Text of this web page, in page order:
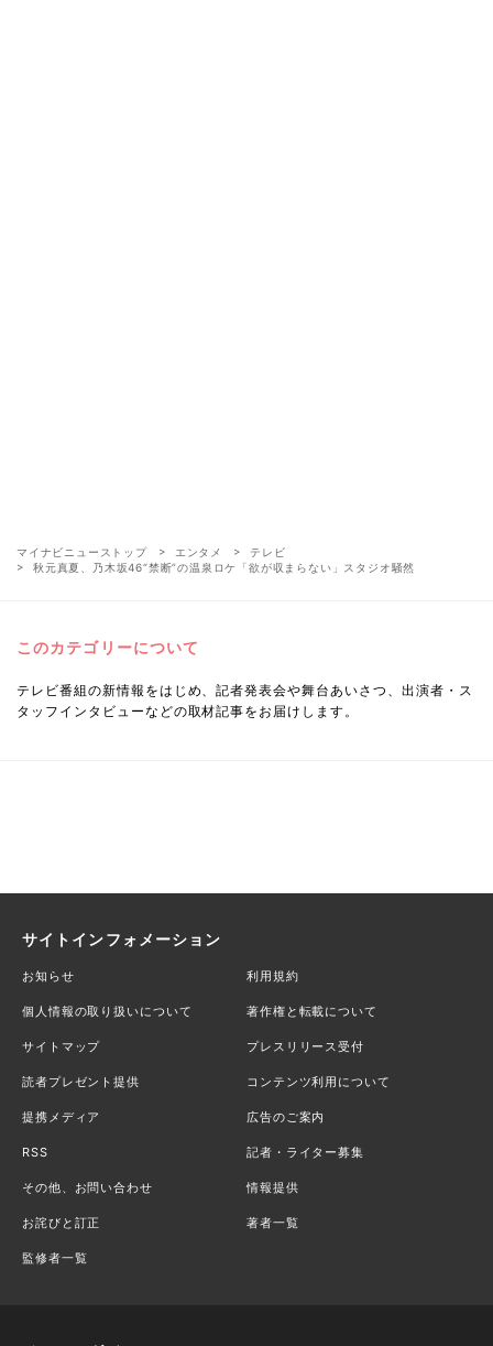
マイナビニューストップ エンタメ
テレビ
秋元真夏、乃木坂46“禁断”の温泉ロケ「欲が収まらない」スタジオ騒然
このカテゴリーについて
テレビ番組の新情報をはじめ、記者発表会や舞台あいさつ、出演者・ス
タッフインタビューなどの取材記事をお届けします。
サイトインフォメーション
お知らせ 利用規約
個人情報の取り扱いについて 著作権と転載について
サイトマップ プレスリリース受付
読者プレゼント提供 コンテンツ利用について
提携メディア 広告のご案内
RSS 記者・ライター募集
その他、お問い合わせ 情報提供
お詫びと訂正 著者一覧
監修者一覧